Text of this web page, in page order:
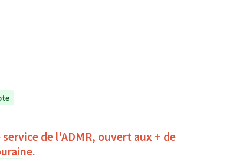
de l'ADMR, ouvert aux + de